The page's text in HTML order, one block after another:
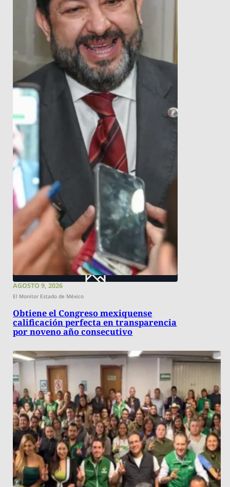
AGOSTO 9, 2026
El Monitor Estado de México
Obtiene el Congreso mexiquense
calificación perfecta en transparencia
por noveno año consecutivo